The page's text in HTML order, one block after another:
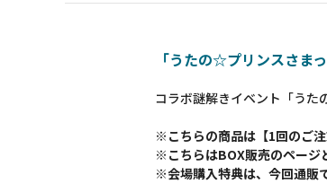
「うたの☆プリンスさ
コラボ謎解きイベント「う
※こちらの商品は【1回のご注
※こちらはBOX販売のページ
※会場購入特典は、今回通販